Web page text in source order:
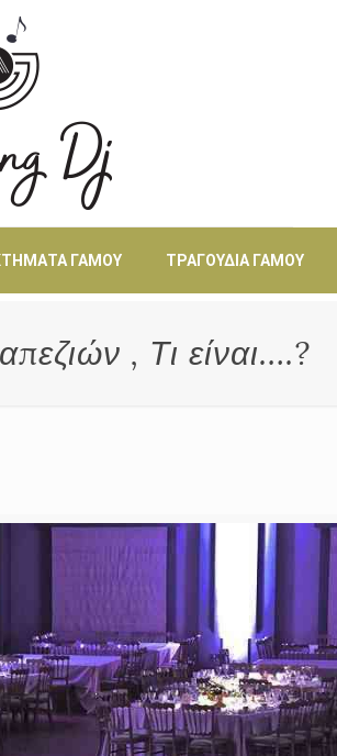
ΓΆΜΟΥ ΤΡΑΓΟΎΔΙΑ ΓΆΜΟΥ
, Τι είναι….?